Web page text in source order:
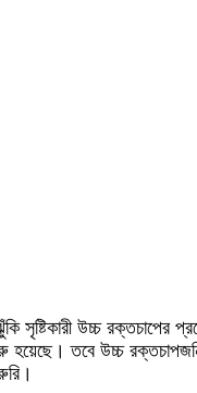
সৃষ্টিকারী উচ্চ
হয়েছে। তবে উচ্চ